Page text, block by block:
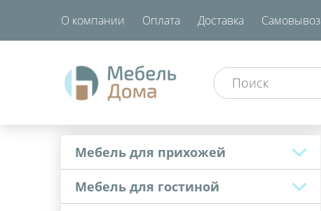
О компании Оплата Доставка Самовывоз
Мебель для прихожей
Мебель для гостиной